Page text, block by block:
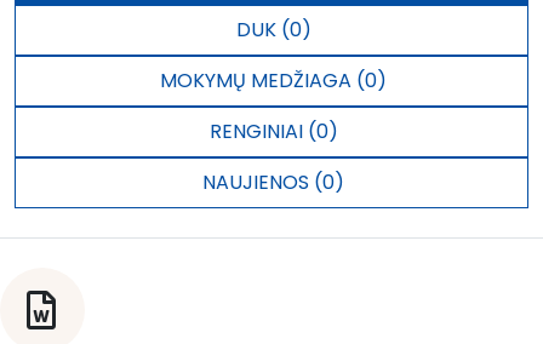
DUK (0)
MOKYMŲ MEDŽIAGA (0)
RENGINIAI (0)
NAUJIENOS (0)